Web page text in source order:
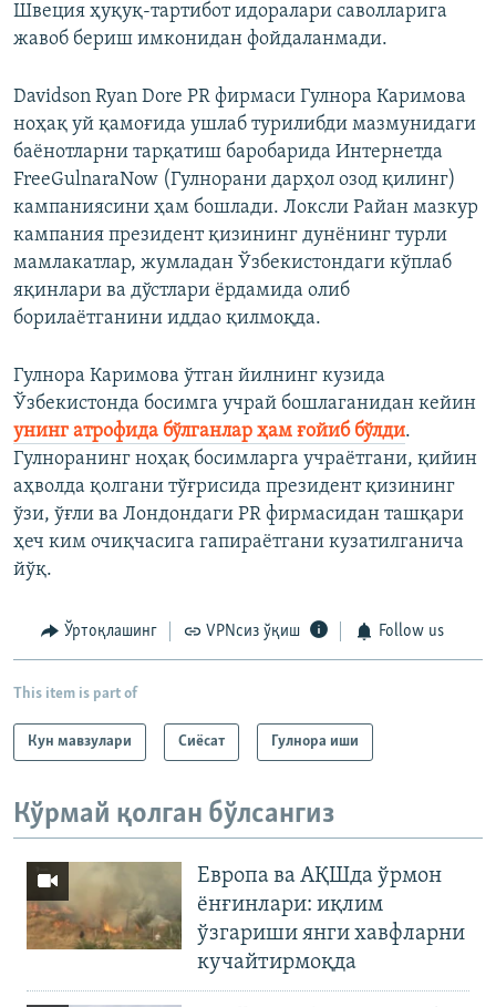
Швеция ҳуқуқ-тартибот идоралари саволларига
жавоб бериш имконидан фойдаланмади.
Davidson Ryan Dore PR фирмаси Гулнора Каримова
ноҳақ уй қамоғида ушлаб турилибди мазмунидаги
баёнотларни тарқатиш баробарида Интернетда
FreeGulnaraNow (Гулнорани дарҳол озод қилинг)
кампаниясини ҳам бошлади. Локсли Райан мазкур
кампания президент қизининг дунёнинг турли
мамлакатлар, жумладан Ўзбекистондаги кўплаб
яқинлари ва дўстлари ёрдамида олиб
борилаётганини иддао қилмоқда.
Гулнора Каримова ўтган йилнинг кузида
Ўзбекистонда босимга учрай бошлаганидан кейин
унинг атрофида бўлганлар ҳам ғойиб бўлди.
Гулноранинг ноҳақ босимларга учраётгани, қийин
аҳволда қолгани тўғрисида президент қизининг
ўзи, ўғли ва Лондондаги PR фирмасидан ташқари
ҳеч ким очиқчасига гапираётгани кузатилганича
йўқ.
Ўртоқлашинг VPNсиз ўқиш Follow us
This item is part of
Кун мавзулари Сиёсат Гулнора иши
Кўрмай қолган бўлсангиз
Европа ва АҚШда ўрмон
ёнғинлари: иқлим
ўзгариши янги хавфларни
кучайтирмоқда